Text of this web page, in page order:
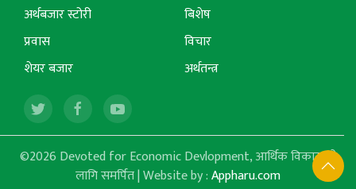
अर्थबजार स्टोरी
प्रवास
शेयर बजार
बिशेष
विचार
अर्थतन्त्र
©2026 Devoted for Economic Devlopment, आर्थिक विकासको
लागि समर्पित | Website by :Appharu.com